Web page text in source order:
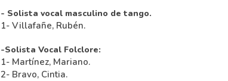
- Solista vocal masculino de tango.
1- Villafañe, Rubén.
-Solista Vocal Folclore:
1- Martínez, Mariano.
2- Bravo, Cintia.